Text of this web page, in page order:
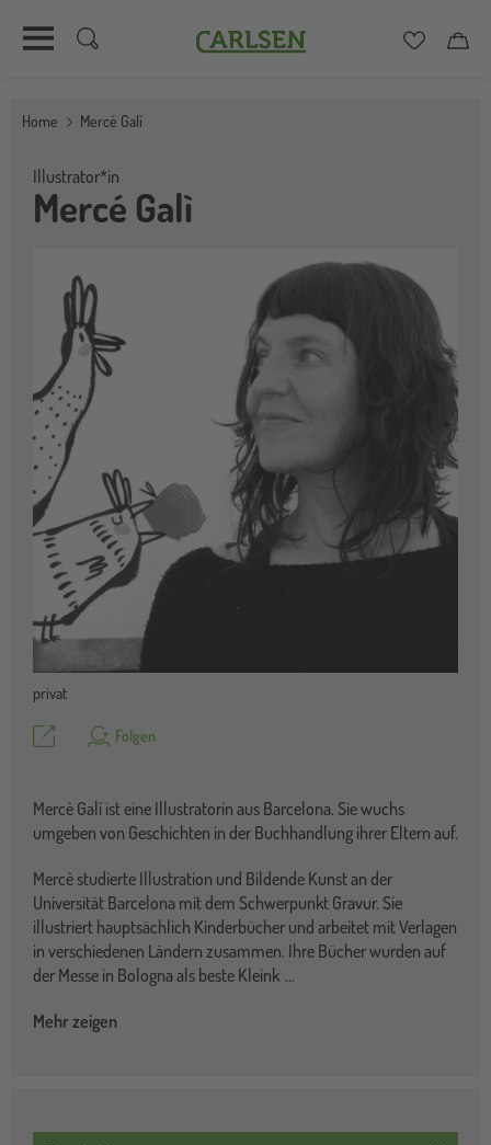
zum
Carlsen
Home Mercé Galì
Mercé Galì
Illustrator*in
privat
Teilen Folgen
Mercè Galí ist eine Illustratorin aus Barcelona. Sie wuchs
umgeben von Geschichten in der Buchhandlung ihrer Eltern auf.
Mercè studierte Illustration und Bildende Kunst an der
Universität Barcelona mit dem Schwerpunkt Gravur. Sie
illustriert hauptsächlich Kinderbücher und arbeitet mit Verlagen
in verschiedenen Ländern zusammen. Ihre Bücher wurden auf
der Messe in Bologna als beste Kleink ...
Mehr zeigen